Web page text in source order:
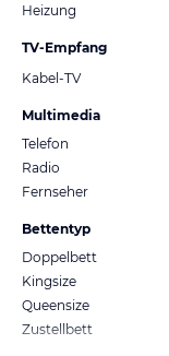
Heizung
TV-Empfang
Kabel-TV
Multimedia
Telefon
Radio
Fernseher
Bettentyp
Doppelbett
Kingsize
Queensize
Zustellbett